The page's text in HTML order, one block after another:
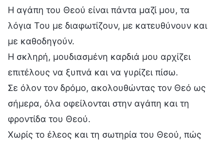
Η αγάπη του Θεού είναι πάντα μαζί μου, τα
λόγια Του με διαφωτίζουν, με κατευθύνουν και
με καθοδηγούν.
Η σκληρή, μουδιασμένη καρδιά μου αρχίζει
επιτέλους να ξυπνά και να γυρίζει πίσω.
Σε όλον τον δρόμο, ακολουθώντας τον Θεό ως
σήμερα, όλα οφείλονται στην αγάπη και τη
φροντίδα του Θεού.
Χωρίς το έλεος και τη σωτηρία του Θεού, πώς